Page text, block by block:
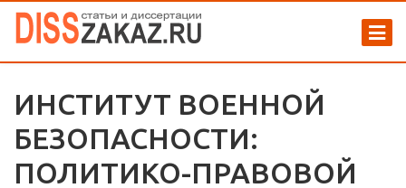
ИНСТИТУТ ВОЕННОЙ
БЕЗОПАСНОСТИ:
ПОЛИТИКО-ПРАВОВОЙ